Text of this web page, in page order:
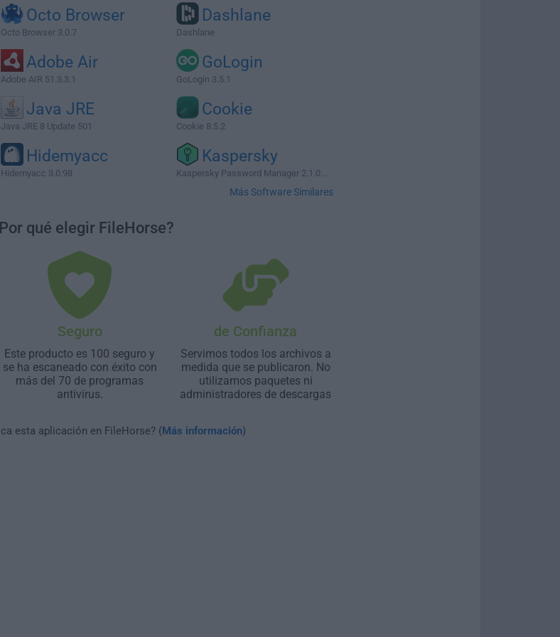
Octo Browser
Octo Browser 3.0.7
Dashlane
Dashlane
Adobe Air
Adobe AIR 51.3.3.1
GoLogin
GoLogin 3.5.1
Java JRE
Java JRE 8 Update 501
Cookie
Cookie 8.5.2
Hidemyacc
Hidemyacc 3.0.98
Kaspersky
Kaspersky Password Manager 2.1.0....
Más Software Similares
qué elegir FileHorse?
Seguro
Este producto es 100 seguro y
se ha escaneado con éxito con
más del 70 de programas
antivirus.
de Confianza
Servimos todos los archivos a
medida que se publicaron. No
utilizamos paquetes ni
administradores de descargas
esta aplicación en FileHorse? (Más información)